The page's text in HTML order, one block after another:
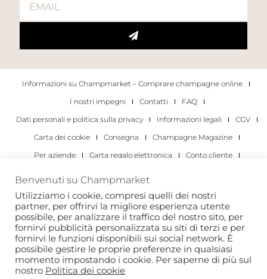
Informazioni su Champmarket – Comprare champagne online
I nostri impegni
Contatti
FAQ
Dati personali e politica sulla privacy
Informazioni legali
CGV
Carta dei cookie
Consegna
Champagne Magazine
Per aziende
Carta regalo elettronica
Conto cliente
Per gli individui
Per le aziende
Copyright 2022 © tutti i diritti riservati. Champmarket.
Benvenuti su Champmarket
Utilizziamo i cookie, compresi quelli dei nostri
partner, per offrirvi la migliore esperienza utente
possibile, per analizzare il traffico del nostro sito, per
fornirvi pubblicità personalizzata su siti di terzi e per
fornirvi le funzioni disponibili sui social network. È
possibile gestire le proprie preferenze in qualsiasi
momento impostando i cookie. Per saperne di più sul
nostro Politica dei cookie